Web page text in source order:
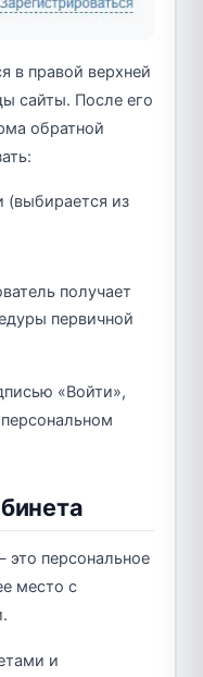
в правой верхней
сайты. После его
обратной
(выбирается из
получает
первичной
«Войти»,
персональное
место с
и